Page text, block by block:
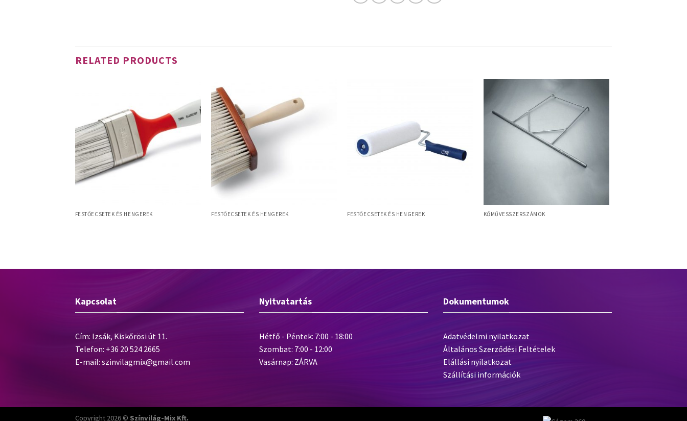
RELATED PRODUCTS
FESTŐECSETEK ÉS HENGEREK FESTŐECSETEK ÉS HENGEREK FESTŐECSETEK ÉS HENGEREK KŐMŰVESSZERSZÁMOK
Kapcsolat
Cím: Izsák, Kiskőrösi út 11.
Telefon: +36 20 524 2665
E-mail: szinvilagmix@gmail.com
Nyitvatartás
Hétfő - Péntek: 7:00 - 18:00
Szombat: 7:00 - 12:00
Vasárnap: ZÁRVA
Dokumentumok
Adatvédelmi nyilatkozat
Általános Szerződési Feltételek
Elállási nyilatkozat
Szállítási információk
Copyright 2026 © Színvilág-Mix Kft.